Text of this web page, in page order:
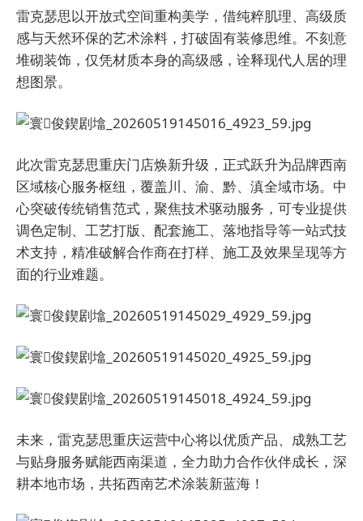
雷克瑟思以开放式空间重构美学，借纯粹肌理、高级质
感与天然环保的艺术涂料，打破固有装修思维。不刻意
堆砌装饰，仅凭材质本身的高级感，诠释现代人居的理
想图景。
此次雷克瑟思重庆门店焕新升级，正式跃升为品牌西南
区域核心服务枢纽，覆盖川、渝、黔、滇全域市场。中
心突破传统销售范式，聚焦技术驱动服务，可专业提供
调色定制、工艺打版、配套施工、落地指导等一站式技
术支持，精准破解合作商在打样、施工及效果呈现等方
面的行业难题。
未来，雷克瑟思重庆运营中心将以优质产品、成熟工艺
与贴身服务赋能西南渠道，全力助力合作伙伴成长，深
耕本地市场，共拓西南艺术涂装新蓝海！